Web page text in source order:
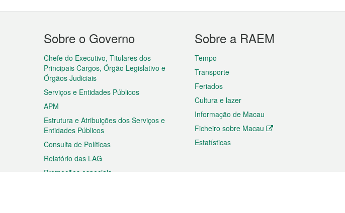
Menu
do
rodapé
Sobre o Governo
Chefe do Executivo, Titulares dos
Principais Cargos, Órgão Legislativo e
Órgãos Judiciais
Serviços e Entidades Públicos
APM
Estrutura e Atribuições dos Serviços e
Entidades Públicos
Consulta de Políticas
Relatório das LAG
Promoções especiais
Sobre a RAEM
Tempo
Transporte
Feriados
Cultura e lazer
Informação de Macau
Ficheiro sobre Macau
Estatísticas